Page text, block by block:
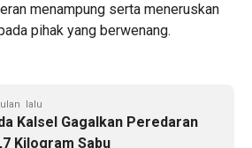
menampung serta meneruskan
pihak yang berwenang.
lalu
Kalsel Gagalkan Peredaran
Kilogram Sabu